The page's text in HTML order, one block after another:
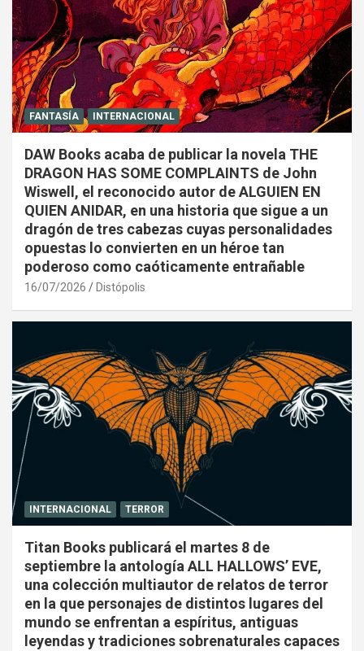
FANTASÍA INTERNACIONAL
DAW Books acaba de publicar la novela THE
DRAGON HAS SOME COMPLAINTS de John
Wiswell, el reconocido autor de ALGUIEN EN
QUIEN ANIDAR, en una historia que sigue a un
dragón de tres cabezas cuyas personalidades
opuestas lo convierten en un héroe tan
poderoso como caóticamente entrañable
16/07/2026 Distópolis
INTERNACIONAL TERROR
Titan Books publicará el martes 8 de
septiembre la antología ALL HALLOWS’ EVE,
una colección multiautor de relatos de terror
en la que personajes de distintos lugares del
mundo se enfrentan a espíritus, antiguas
leyendas y tradiciones sobrenaturales capaces